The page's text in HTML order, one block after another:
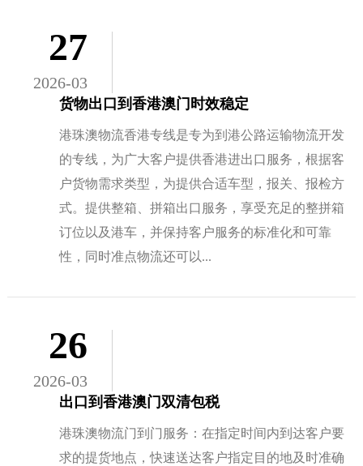
27
2026-03
货物出口到香港澳门时效稳定
港珠澳物流香港专线是专为到港公路运输物流开发
的专线，为广大客户提供香港进出口服务，根据客
户货物需求类型，为提供合适车型，报关、报检方
式。提供整箱、拼箱出口服务，享受充足的整拼箱
订位以及港车，并保持客户服务的标准化和可靠
性，同时准点物流还可以...
26
2026-03
出口到香港澳门双清包税
港珠澳物流门到门服务：在指定时间内到达客户要
求的提货地点，快速送达客户指定目的地及时准确